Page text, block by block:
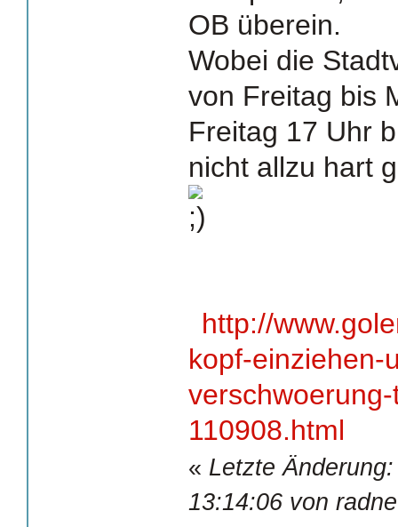
OB überein.
Wobei die
von Freitag bis
Freitag 17 Uhr
nicht allzu hart
http://
kopf-einziehen-
110908.html
« Letzte
13:14:06 von